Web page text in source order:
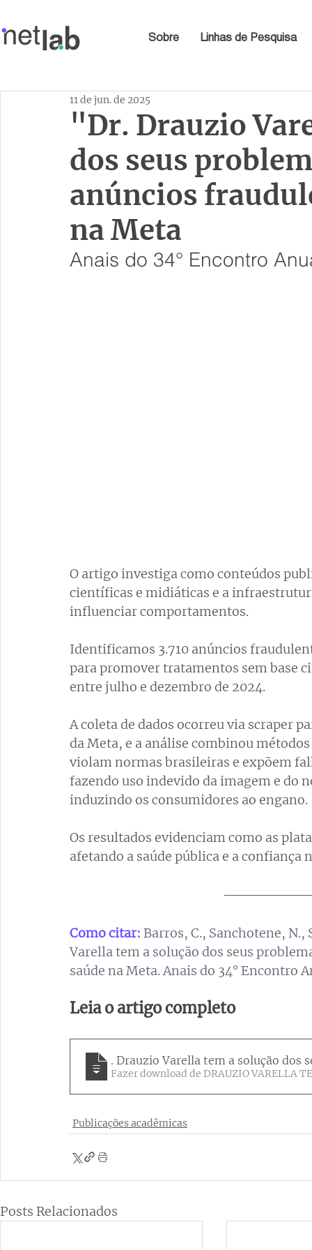
Sobre Linhas de Pesquisa
"Dr. Drauzio
dos seus
anúncios
na Meta
11 de jun. de 2025
Anais do 34° Encontro
O artigo investiga como conteúdos
científicas e midiáticas e a
influenciar comportamentos.
Identificamos 3.710 anúncios
para promover tratamentos sem base
entre julho e dezembro de 2024.
A coleta de dados ocorreu via scraper
da Meta, e a análise combinou
violam normas brasileiras e expõem
fazendo uso indevido da imagem e do
induzindo os consumidores ao engano.
Os resultados evidenciam como as
afetando a saúde pública e a confiança
Como citar: Barros, C., Sanchotene,
Varella tem a solução dos seus
saúde na Meta. Anais do 34° Encontro
Leia o artigo completo
Dr
. Drauzio Varella tem a solução dos
Fazer download de
Publicações acadêmicas
Posts Relacionados